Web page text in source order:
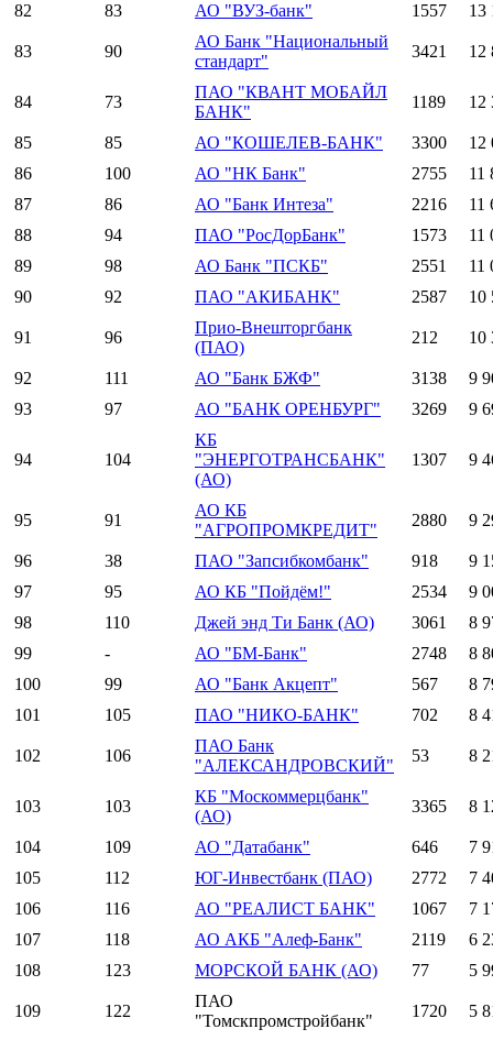
82 83 АО "ВУЗ-банк" 1557 13
83 90
АО Банк "Национальный
стандарт"
3421 12
84 73
ПАО "КВАНТ МОБАЙЛ
БАНК"
1189 12
85 85 АО "КОШЕЛЕВ-БАНК" 3300
12
86
100 АО "НК Банк" 2755
11
87
86 АО "Банк Интеза" 2216
11
88
94 ПАО "РосДорБанк" 1573
11
89
98 АО Банк "ПСКБ" 2551
11
90
92 ПАО "АКИБАНК" 2587 10
91 96
Прио-Внешторгбанк
(ПАО)
212 10
92 111 АО "Банк БЖФ" 3138
9
93
97 АО "БАНК ОРЕНБУРГ" 3269 9
94 104
КБ
"ЭНЕРГОТРАНСБАНК"
(АО)
1307 9
95 91
АО КБ
"АГРОПРОМКРЕДИТ"
2880 9
96 38 ПАО "Запсибкомбанк" 918
9
97
95 АО КБ "Пойдём!" 2534
9
98
110 Джей энд Ти Банк (АО) 3061
8
99
- АО "БМ-Банк" 2748
8
100
99 АО "Банк Акцепт" 567
8
101
105 ПАО "НИКО-БАНК" 702 8
102 106
ПАО Банк
"АЛЕКСАНДРОВСКИЙ"
53 8
103 103
КБ "Москоммерцбанк"
(АО)
3365 8
104 109 АО "Датабанк" 646
7
105
112 ЮГ-Инвестбанк (ПАО) 2772
7
106
116 АО "РЕАЛИСТ БАНК" 1067
7
107
118 АО АКБ "Алеф-Банк" 2119
6
108
123 МОРСКОЙ БАНК (АО) 77 5
109 122
ПАО
"Томскпромстройбанк"
1720 5